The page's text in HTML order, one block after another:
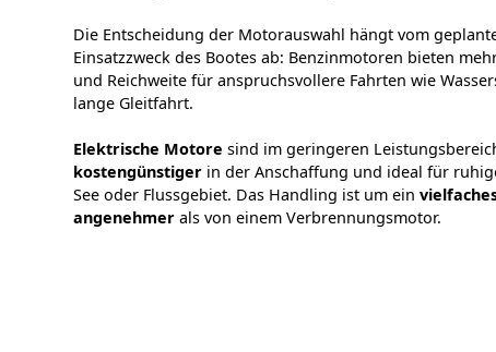
Die Entscheidung der Motorauswahl hängt vom
Einsatzzweck des Bootes ab: Benzinmotoren bieten
und Reichweite für anspruchsvollere Fahrten wie
lange Gleitfahrt.
Elektrische Motore sind im geringeren
kostengünstiger in der Anschaffung und ideal für
See oder Flussgebiet. Das Handling ist um ein
angenehmer als von einem Verbrennungsmotor.